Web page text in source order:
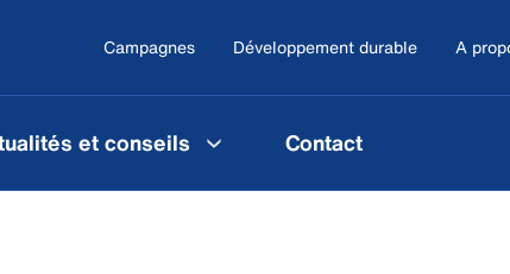
Campagnes Développement durable A
et conseils Contact